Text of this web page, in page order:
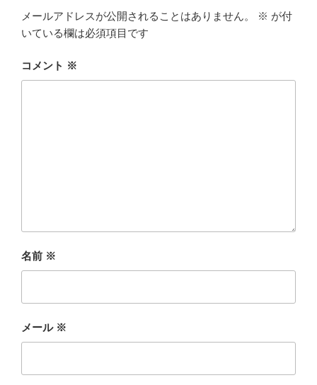
メールアドレスが公開されることはありません。 ※ が付
いている欄は必須項目です
コメント ※
名前 ※
メール ※